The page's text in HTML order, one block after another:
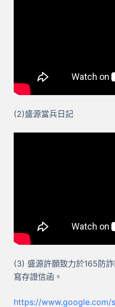
(2)盛源當兵日記
(3) 盛源許願致力於165防
寫存證信函。
https://www.google.com/